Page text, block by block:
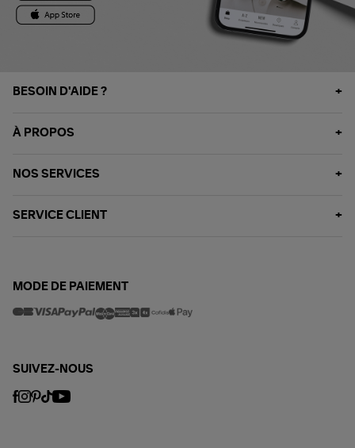
BESOIN D'AIDE ?
À PROPOS
NOS SERVICES
SERVICE CLIENT
MODE DE PAIEMENT
SUIVEZ-NOUS